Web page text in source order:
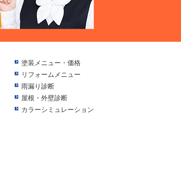
塗装メニュー・価格
リフォームメニュー
雨漏り診断
屋根・外壁診断
カラーシミュレーション